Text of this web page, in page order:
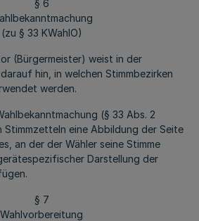
§ 6
(zu § 33 KWahlO)
(Bürgermeister) weist in der
hin, in welchen Stimmbezirken
werden.
(§ 33 Abs. 2
Stimmzetteln eine Abbildung der Seite
an der der Wähler seine Stimme
Darstellung der
§ 7
Wahlvorbereitung